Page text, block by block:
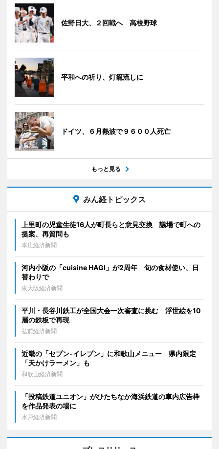
佐野日大、２回戦へ 高校野球
平和への祈り、灯籠流しに
ドイツ、６月熱波で９６００人死亡
もっと見る
みん経トピックス
上里町の児童生徒16人が町長らと意見交換 議場で町への
提案、再質問も
本庄経済新聞
河内小阪の「cuisine HAGI」が2周年 旬の食材使い、日
替わりで
東大阪経済新聞
平川・長谷川鉄工が全国大会一次審査に挑む 浮世絵を10
層の鉄板で再現
弘前経済新聞
近畿の「セブン-イレブン」に和歌山メニュー 県内限定
「天かけラーメン」も
和歌山経済新聞
「投稿鉄道ユニオン」がひたちなか海浜鉄道の車内広告枠
を作品発表の場に
水戸経済新聞